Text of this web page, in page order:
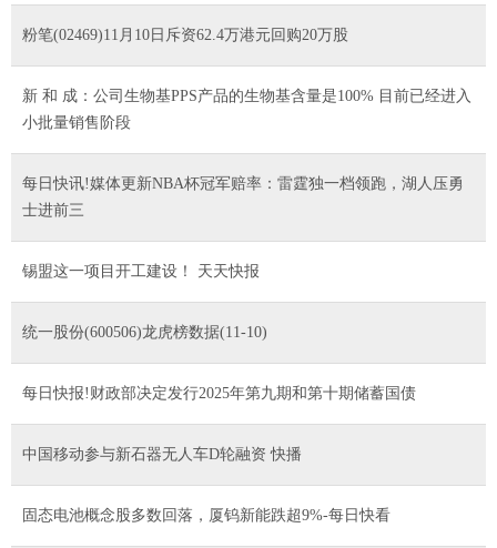
粉笔(02469)11月10日斥资62.4万港元回购20万股
新 和 成：公司生物基PPS产品的生物基含量是100% 目前已经进入
小批量销售阶段
每日快讯!媒体更新NBA杯冠军赔率：雷霆独一档领跑，湖人压勇
士进前三
锡盟这一项目开工建设！ 天天快报
统一股份(600506)龙虎榜数据(11-10)
每日快报!财政部决定发行2025年第九期和第十期储蓄国债
中国移动参与新石器无人车D轮融资 快播
固态电池概念股多数回落，厦钨新能跌超9%-每日快看